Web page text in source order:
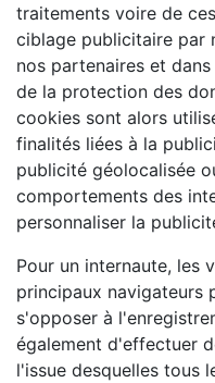
traitements voire de
ciblage publicitaire par
nos partenaires et
de la protection des
cookies sont alors
finalités liées à la
publicité géolocalisée
comportements des
personnaliser la
Pour un internaute, les
principaux navigateurs
s'opposer à
également d'effectuer
l'issue desquelles tous